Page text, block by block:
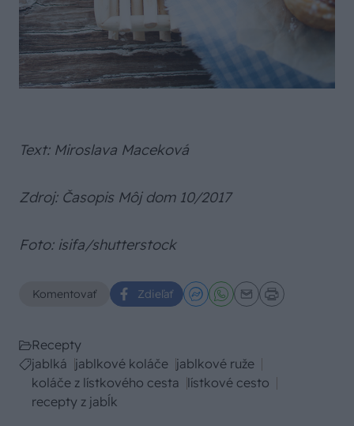
Text: Miroslava Maceková
Zdroj: Časopis Môj dom 10/2017
Foto: isifa/shutterstock
Komentovať Zdieľať
Recepty
jablká jablkové koláče jablkové ruže
koláče z lístkového cesta lístkové cesto
recepty z jabĺk